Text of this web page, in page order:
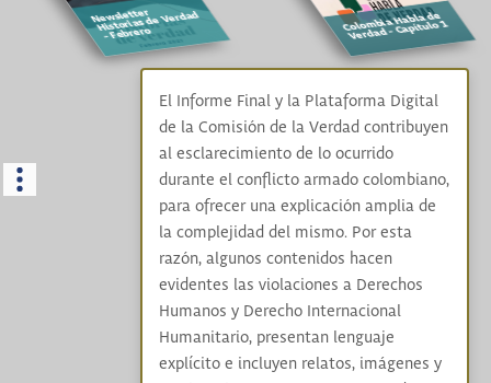
Newsletter
Historias de Verdad
- Febrero Colombia Habla de
Verdad - Capítulo 1
El Informe Final y la Plataforma Digital
de la Comisión de la Verdad contribuyen
al esclarecimiento de lo ocurrido
durante el conflicto armado colombiano,
para ofrecer una explicación amplia de
la complejidad del mismo. Por esta
razón, algunos contenidos hacen
evidentes las violaciones a Derechos
Humanos y Derecho Internacional
Humanitario, presentan lenguaje
explícito e incluyen relatos, imágenes y